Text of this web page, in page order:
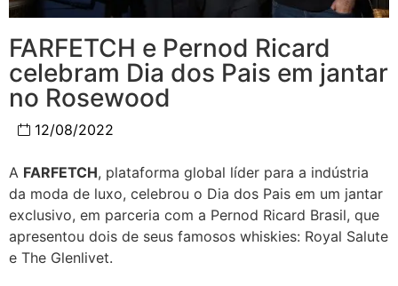
FARFETCH e Pernod Ricard
celebram Dia dos Pais em jantar
no Rosewood
12/08/2022
A FARFETCH, plataforma global líder para a indústria
da moda de luxo, celebrou o Dia dos Pais em um jantar
exclusivo, em parceria com a Pernod Ricard Brasil, que
apresentou dois de seus famosos whiskies: Royal Salute
e The Glenlivet.